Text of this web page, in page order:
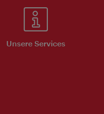
Unsere Services